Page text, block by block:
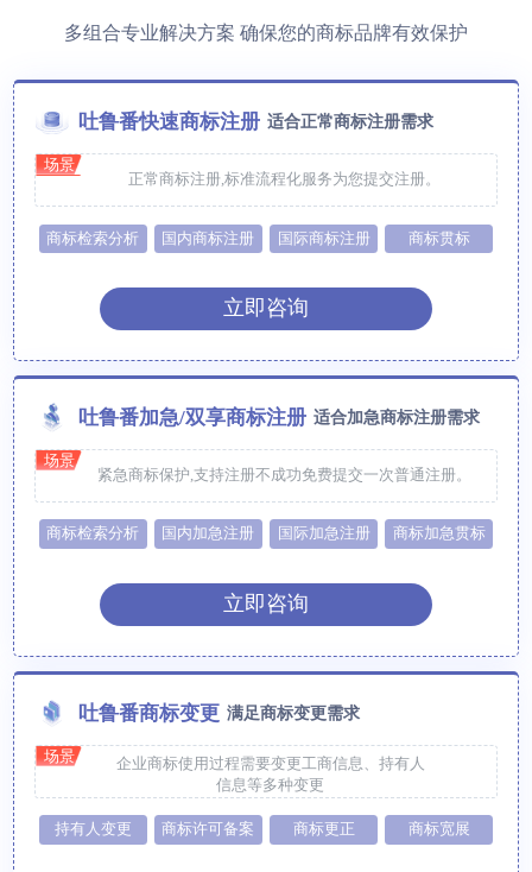
多组合专业解决方案 确保您的商标品牌有效保护
吐鲁番快速商标注册 适合正常商标注册需求
场景
正常商标注册,标准流程化服务为您提交注册。
商标检索分析 国内商标注册 国际商标注册 商标贯标
立即咨询
吐鲁番加急/双享商标注册 适合加急商标注册需求
场景
紧急商标保护,支持注册不成功免费提交一次普通注册。
商标检索分析 国内加急注册 国际加急注册 商标加急贯标
立即咨询
吐鲁番商标变更 满足商标变更需求
场景
企业商标使用过程需要变更工商信息、持有人
信息等多种变更
持有人变更 商标许可备案 商标更正 商标宽展